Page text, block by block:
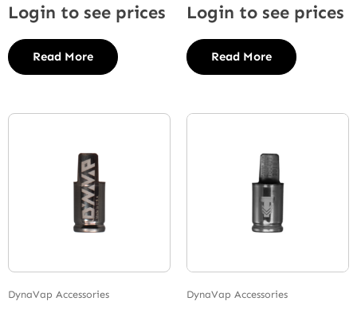
Login to see prices
Read More
Login to see prices
Read More
DynaVap Accessories DynaVap Accessories